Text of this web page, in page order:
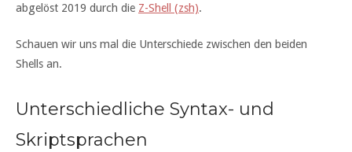
abgelöst 2019 durch die Z-Shell (zsh).
Schauen wir uns mal die Unterschiede zwischen den beiden
Shells an.
Unterschiedliche Syntax- und
Skriptsprachen